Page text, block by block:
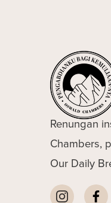
Renungan
Chambers,
Our Daily